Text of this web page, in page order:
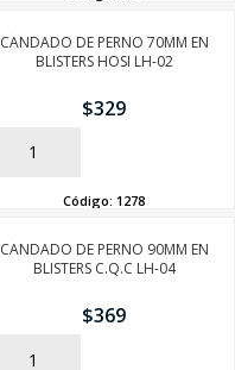
CANDADO DE PERNO 70MM EN
BLISTERS HOSI LH-02
$329
AÑADIR
Código: 1278
CANDADO DE PERNO 90MM EN
BLISTERS C.Q.C LH-04
$369
AÑADIR